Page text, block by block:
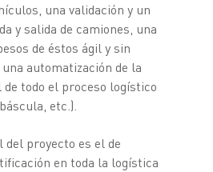
una validación y un
y salida de camiones, una
de éstos ágil y sin
automatización de la
todo el proceso logístico
etc.).
proyecto es el de
en toda la logística